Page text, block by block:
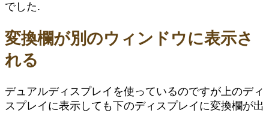
でした.
変換欄が別のウィンドウに表示さ
れる
デュアルディスプレイを使っているのですが上のディ
スプレイに表示しても下のディスプレイに変換欄が出